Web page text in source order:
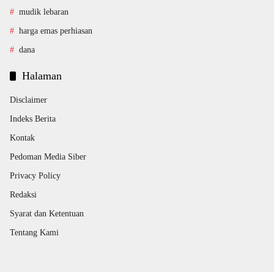
mudik lebaran
harga emas perhiasan
dana
Halaman
Disclaimer
Indeks Berita
Kontak
Pedoman Media Siber
Privacy Policy
Redaksi
Syarat dan Ketentuan
Tentang Kami